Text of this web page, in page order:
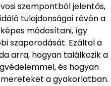
szempontból jelentős,
tulajdonságai révén a
módosítani, így
szaporodását. Ezáltal a
arra, hogyan találkozik a
és hogyan
a gyakorlatban.